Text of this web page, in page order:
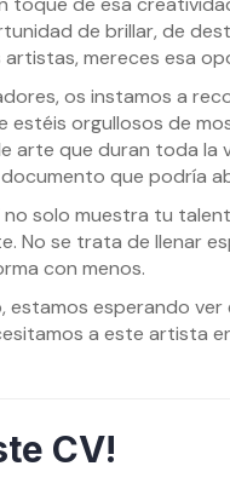
de brillar, de
mereces esa
os instamos a
estéis orgullosos de
arte que duran toda la
que podría
no solo muestra tu
No se trata de llenar
con menos.
estamos esperando
a este artista
CV!